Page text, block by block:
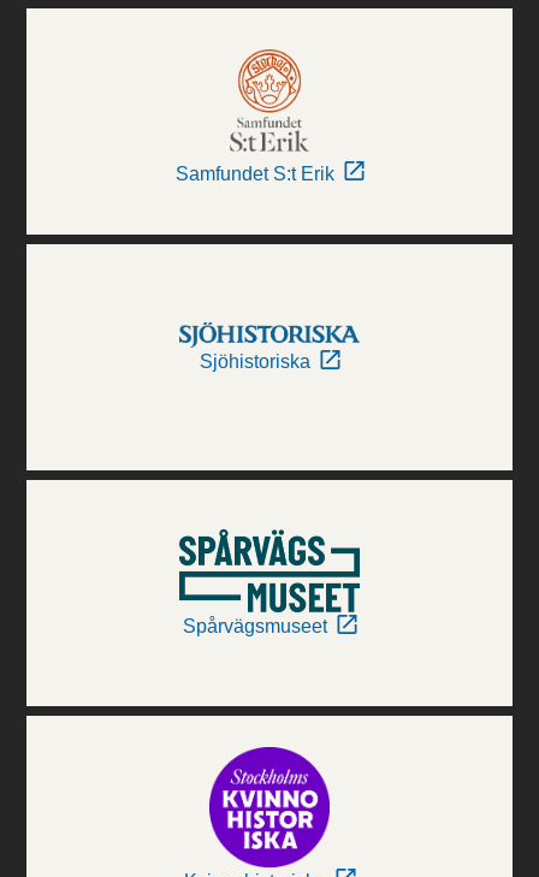
Samfundet S:t Erik
Sjöhistoriska
Spårvägsmuseet